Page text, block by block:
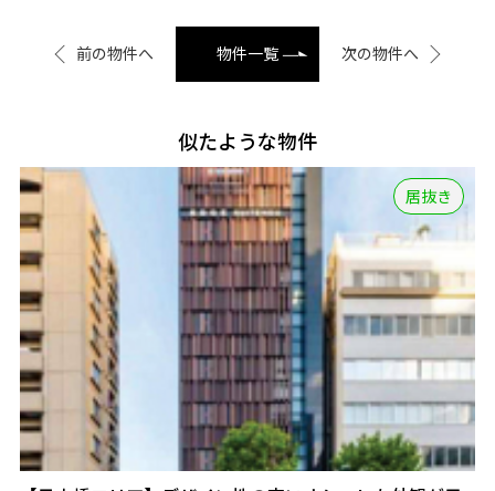
前の物件へ 物件一覧 次の物件へ
似たような物件
居抜き